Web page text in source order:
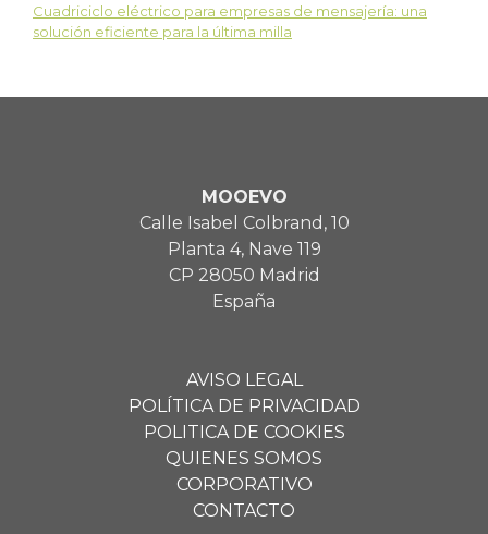
Cuadriciclo eléctrico para empresas de mensajería: una
solución eficiente para la última milla
MOOEVO
Calle Isabel Colbrand, 10
Planta 4, Nave 119
CP 28050 Madrid
España
AVISO LEGAL
POLÍTICA DE PRIVACIDAD
POLITICA DE COOKIES
QUIENES SOMOS
CORPORATIVO
CONTACTO